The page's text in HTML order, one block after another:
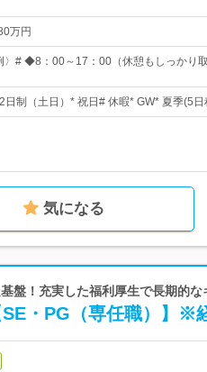
万円
〉# ◆8：00～17：00（休憩もしっか
日制（土日）* 祝日# 休暇* GW* 夏季(5
気になる
盤！充実した福利厚生で長期的な
・PG（専任職）】※